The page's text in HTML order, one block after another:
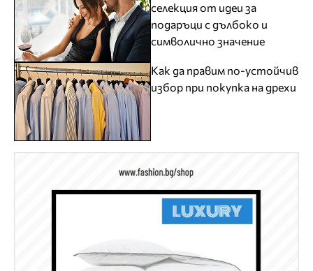
селекция от идеи за
подаръци с дълбоко и
символично значение
Как да правим по-устойчив
избор при покупка на дрехи